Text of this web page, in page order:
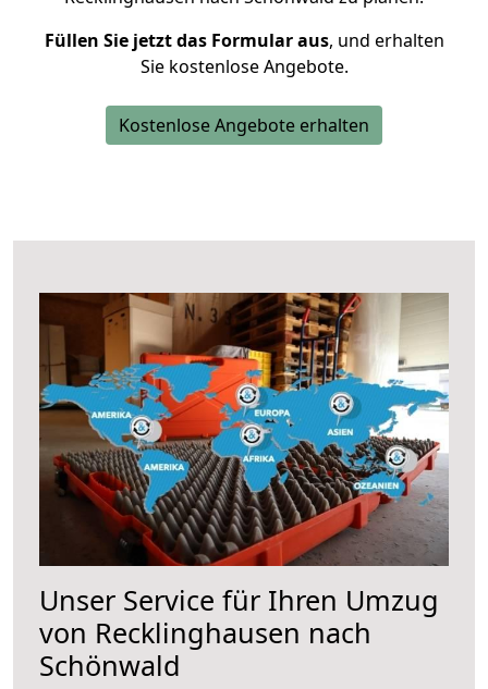
Füllen Sie jetzt das Formular aus, und erhalten
Sie kostenlose Angebote.
Kostenlose Angebote erhalten
Unser Service für Ihren Umzug
von Recklinghausen nach
Schönwald